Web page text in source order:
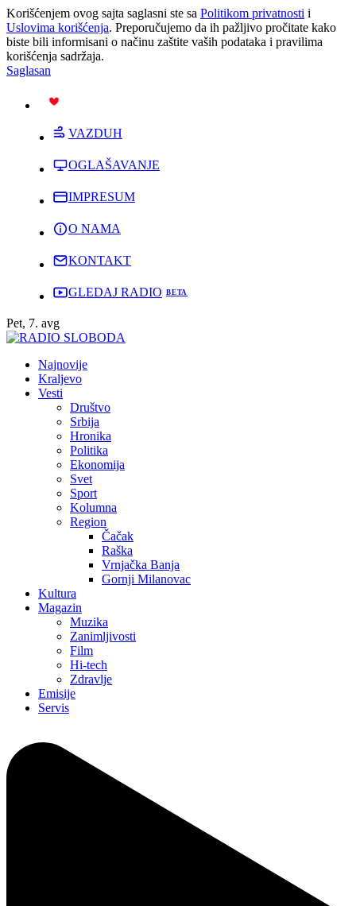
Korišćenjem ovog sajta saglasni ste sa Politikom privatnosti i
Uslovima korišćenja. Preporučujemo da ih pažljivo pročitate kako
biste bili informisani o načinu zaštite vaših podataka i pravilima
korišćenja sadržaja.
Saglasan
VAZDUH
OGLAŠAVANJE
IMPRESUM
O NAMA
KONTAKT
GLEDAJ RADIO
Pet, 7. avg
Najnovije
Kraljevo
Vesti
Društvo
Srbija
Hronika
Politika
Ekonomija
Svet
Sport
Kolumna
Region
Čačak
Raška
Vrnjačka Banja
Gornji Milanovac
Kultura
Magazin
Muzika
Zanimljivosti
Film
Hi-tech
Zdravlje
Emisije
Servis